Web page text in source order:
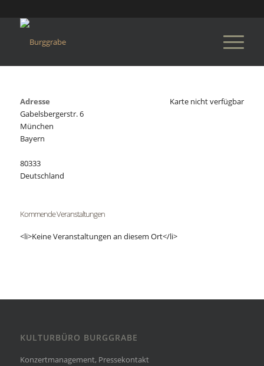
Karte nicht verfügbar
Adresse
Gabelsbergerstr. 6
München
Bayern
80333
Deutschland
Kommende Veranstaltungen
<li>Keine Veranstaltungen an diesem Ort</li>
KULTURBÜRO BURGGRABE
Konzertmanagement, Pressekontakt